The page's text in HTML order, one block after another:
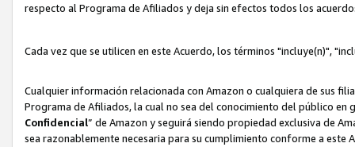
respecto al Programa de Afiliados y deja sin efectos todos los
Cada vez que se utilicen en este Acuerdo, los términos "incluye(n)",
Cualquier información relacionada con Amazon o cualquiera de sus
Programa de Afiliados, la cual no sea del conocimiento del público
Confidencial” de Amazon y seguirá siendo propiedad exclusiva de
sea razonablemente necesaria para su cumplimiento conforme a